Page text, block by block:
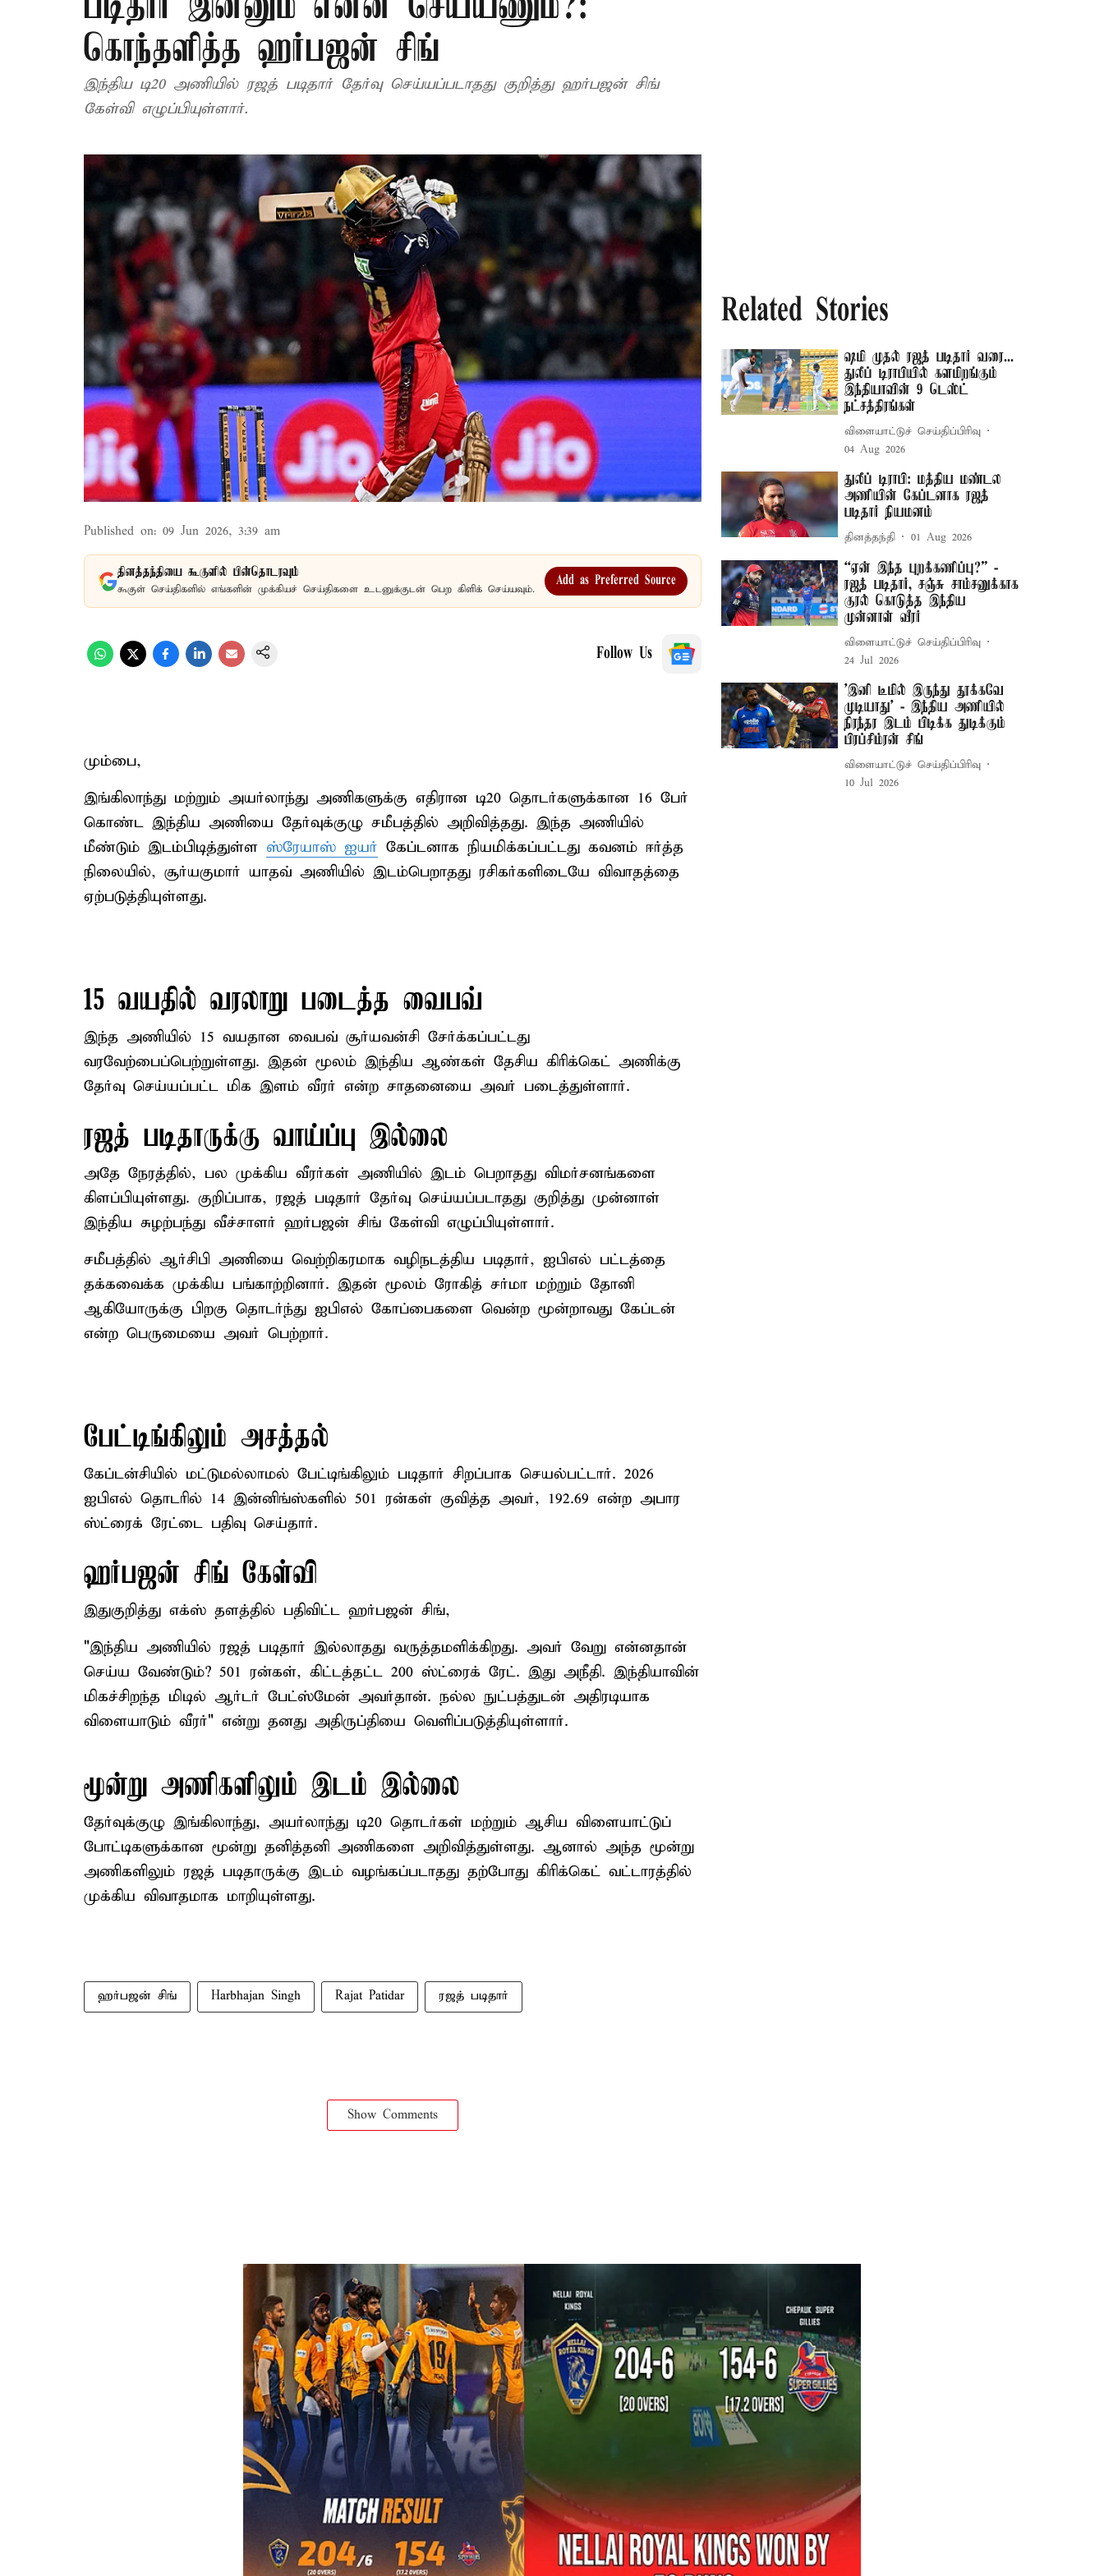
கொந்தளித்த ஹர்பஜன் சிங்
இந்திய டி20 அணியில் ரஜத் படிதார் தேர்வு செய்யப்படாதது குறித்து ஹர்பஜன் சிங்
கேள்வி எழுப்பியுள்ளார்.
Published on: 09 Jun 2026, 3:39 am
தினத்தந்தியை கூகுளில் பின்தொடரவும்
கூகுள் செய்திகளில் எங்களின் முக்கியச் செய்திகளை உடனுக்குடன் பெற கிளிக் செய்யவும்.
Add as Preferred Source
Follow Us
மும்பை,
இங்கிலாந்து மற்றும் அயர்லாந்து அணிகளுக்கு எதிரான டி20 தொடர்களுக்கான 16 பேர்
கொண்ட இந்திய அணியை தேர்வுக்குழு சமீபத்தில் அறிவித்தது. இந்த அணியில்
மீண்டும் இடம்பிடித்துள்ள ஸ்ரேயாஸ் ஐயர் கேப்டனாக நியமிக்கப்பட்டது கவனம் ஈர்த்த
நிலையில், சூர்யகுமார் யாதவ் அணியில் இடம்பெறாதது ரசிகர்களிடையே விவாதத்தை
ஏற்படுத்தியுள்ளது.
15 வயதில் வரலாறு படைத்த வைபவ்
இந்த அணியில் 15 வயதான வைபவ் சூர்யவன்சி சேர்க்கப்பட்டது
வரவேற்பைப்பெற்றுள்ளது. இதன் மூலம் இந்திய ஆண்கள் தேசிய கிரிக்கெட் அணிக்கு
தேர்வு செய்யப்பட்ட மிக இளம் வீரர் என்ற சாதனையை அவர் படைத்துள்ளார்.
ரஜத் படிதாருக்கு வாய்ப்பு இல்லை
அதே நேரத்தில், பல முக்கிய வீரர்கள் அணியில் இடம் பெறாதது விமர்சனங்களை
கிளப்பியுள்ளது. குறிப்பாக, ரஜத் படிதார் தேர்வு செய்யப்படாதது குறித்து முன்னாள்
இந்திய சுழற்பந்து வீச்சாளர் ஹர்பஜன் சிங் கேள்வி எழுப்பியுள்ளார்.
சமீபத்தில் ஆர்சிபி அணியை வெற்றிகரமாக வழிநடத்திய படிதார், ஐபிஎல் பட்டத்தை
தக்கவைக்க முக்கிய பங்காற்றினார். இதன் மூலம் ரோகித் சர்மா மற்றும் தோனி
ஆகியோருக்கு பிறகு தொடர்ந்து ஐபிஎல் கோப்பைகளை வென்ற மூன்றாவது கேப்டன்
என்ற பெருமையை அவர் பெற்றார்.
பேட்டிங்கிலும் அசத்தல்
கேப்டன்சியில் மட்டுமல்லாமல் பேட்டிங்கிலும் படிதார் சிறப்பாக செயல்பட்டார். 2026
ஐபிஎல் தொடரில் 14 இன்னிங்ஸ்களில் 501 ரன்கள் குவித்த அவர், 192.69 என்ற அபார
ஸ்ட்ரைக் ரேட்டை பதிவு செய்தார்.
ஹர்பஜன் சிங் கேள்வி
இதுகுறித்து எக்ஸ் தளத்தில் பதிவிட்ட ஹர்பஜன் சிங்,
"இந்திய அணியில் ரஜத் படிதார் இல்லாதது வருத்தமளிக்கிறது. அவர் வேறு என்னதான்
செய்ய வேண்டும்? 501 ரன்கள், கிட்டத்தட்ட 200 ஸ்ட்ரைக் ரேட். இது அநீதி. இந்தியாவின்
மிகச்சிறந்த மிடில் ஆர்டர் பேட்ஸ்மேன் அவர்தான். நல்ல நுட்பத்துடன் அதிரடியாக
விளையாடும் வீரர்" என்று தனது அதிருப்தியை வெளிப்படுத்தியுள்ளார்.
மூன்று அணிகளிலும் இடம் இல்லை
தேர்வுக்குழு இங்கிலாந்து, அயர்லாந்து டி20 தொடர்கள் மற்றும் ஆசிய விளையாட்டுப்
போட்டிகளுக்கான மூன்று தனித்தனி அணிகளை அறிவித்துள்ளது. ஆனால் அந்த மூன்று
அணிகளிலும் ரஜத் படிதாருக்கு இடம் வழங்கப்படாதது தற்போது கிரிக்கெட் வட்டாரத்தில்
முக்கிய விவாதமாக மாறியுள்ளது.
ஹர்பஜன் சிங் Harbhajan Singh Rajat Patidar ரஜத் படிதார்
Show Comments
Related Stories
ஷமி முதல் ரஜத் படிதார் வரை...
துலீப் டிராபியில் களமிறங்கும்
இந்தியாவின் 9 டெஸ்ட்
நட்சத்திரங்கள்
விளையாட்டுச் செய்திப்பிரிவு
04 Aug 2026
துலீப் டிராபி: மத்திய மண்டல
அணியின் கேப்டனாக ரஜத்
படிதார் நியமனம்
தினத்தந்தி 01 Aug 2026
“ஏன் இந்த புறக்கணிப்பு?” -
ரஜத் படிதார், சஞ்சு சாம்சனுக்காக
குரல் கொடுத்த இந்திய
முன்னாள் வீரர்
விளையாட்டுச் செய்திப்பிரிவு
24 Jul 2026
’இனி டீமில் இருந்து தூக்கவே
முடியாது’ - இந்திய அணியில்
நிரந்தர இடம் பிடிக்க துடிக்கும்
பிரப்சிம்ரன் சிங்
விளையாட்டுச் செய்திப்பிரிவு
10 Jul 2026